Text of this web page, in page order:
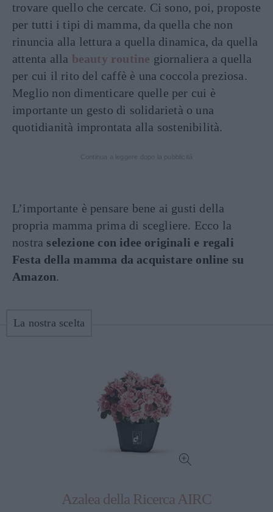
trovare quello che cercate. Ci sono, poi, proposte
per tutti i tipi di mamma, da quella che non
rinuncia alla lettura a quella dinamica, da quella
attenta alla beauty routine giornaliera a quella
per cui il rito del caffè è una coccola preziosa.
Meglio non dimenticare quelle per cui è
importante un gesto di solidarietà o una
quotidianità improntata alla sostenibilità.
L’importante è pensare bene ai gusti della
propria mamma prima di scegliere. Ecco la
nostra selezione con idee originali e regali
Festa della mamma da acquistare online su
Amazon.
La nostra scelta
Azalea della Ricerca AIRC